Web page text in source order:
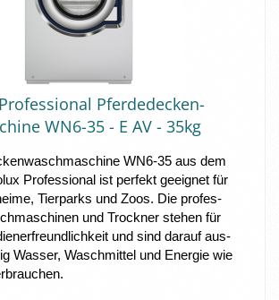
Pfer­de­de­cken­
WN6-​35 - E AV - 35kg
WN6-​35 aus dem
Pro­fes­sio­nal ist per­fekt ge­eig­net für
Tier­parks und Zoos. Die pro­fes­
und Trock­ner ste­hen für
und sind dar­auf aus­
Was­ser, Wasch­mit­tel und En­er­gie wie